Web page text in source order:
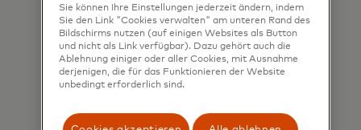
Sie können Ihre Einstellungen jederzeit ändern, indem
Sie den Link "Cookies verwalten" am unteren Rand des
Bildschirms nutzen (auf einigen Websites als Button
und nicht als Link verfügbar). Dazu gehört auch die
Ablehnung einiger oder aller Cookies, mit Ausnahme
derjenigen, die für das Funktionieren der Website
unbedingt erforderlich sind.